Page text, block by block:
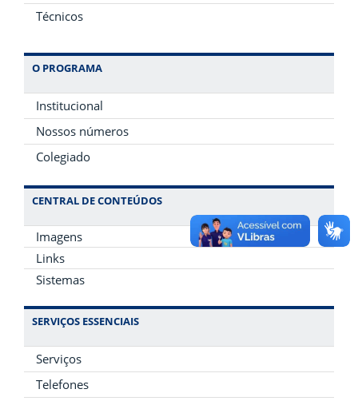
Técnicos
O PROGRAMA
Institucional
Nossos números
Colegiado
CENTRAL DE CONTEÚDOS
Imagens
Links
Sistemas
SERVIÇOS ESSENCIAIS
Serviços
Telefones